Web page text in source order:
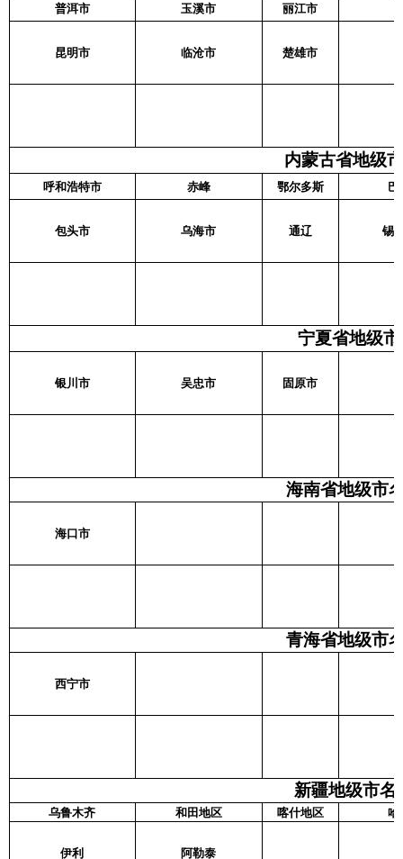
普洱市 玉溪市 丽江市
昆明市 临沧市 楚雄市
内蒙古省地级
呼和浩特市 赤峰 鄂尔多斯 巴
包头市 乌海市 通辽 锡
宁夏省地级
银川市 吴忠市 固原市
海南省地级市
海口市
青海省地级市
西宁市
新疆地级市名
乌鲁木齐 和田地区 喀什地区 哈
伊利 阿勒泰